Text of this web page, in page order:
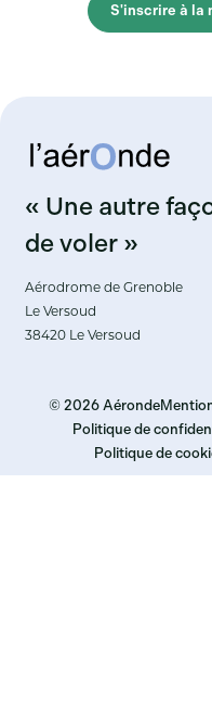
S'inscrire à la
« Une autre
de voler »
Aérodrome de Grenoble
Le Versoud
38420 Le Versoud
© 2026 Aéronde
Politique de
Politique de